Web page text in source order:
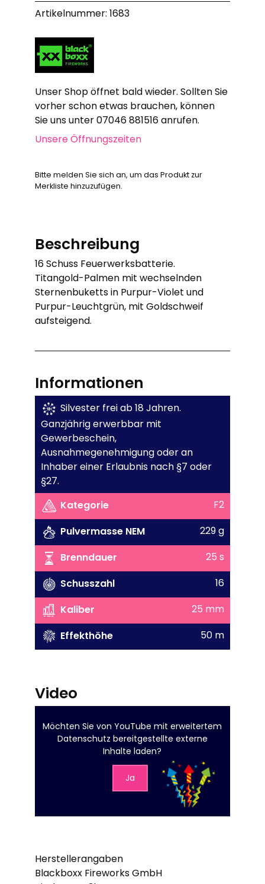
Artikelnummer: 1683
Unser Shop öffnet bald wieder. Sollten Sie
vorher schon etwas brauchen, können
Sie uns unter 07046 881516 anrufen.
Unsere Öffnungszeiten
Bitte melden Sie sich an, um das Produkt zur
Merkliste hinzuzufügen.
Beschreibung
16 Schuss Feuerwerksbatterie.
Titangold-Palmen mit wechselnden
Sternenbuketts in Purpur-Violet und
Purpur-Leuchtgrün, mit Goldschweif
aufsteigend.
Informationen
Silvester frei ab 18 Jahren.
Ganzjährig erwerbbar mit
Gewerbeschein,
Ausnahmegenehmigung oder an
Inhaber einer Erlaubnis nach §7 oder
§27.
Kategorie
F2
Pulvermasse NEM
229 g
Brenndauer
25 s
Schusszahl
16
Kaliber
25 mm
Effekthöhe
50 m
Video
Möchten Sie vonYouTube mit erweitertem
Datenschutz bereitgestellte externe
Inhalte laden?
Ja
Herstellerangaben
Blackboxx Fireworks GmbH